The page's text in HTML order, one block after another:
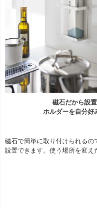
磁石だから設
ホルダーを自分好
磁石で簡単に取り付けられる
設置できます。使う場所を変え